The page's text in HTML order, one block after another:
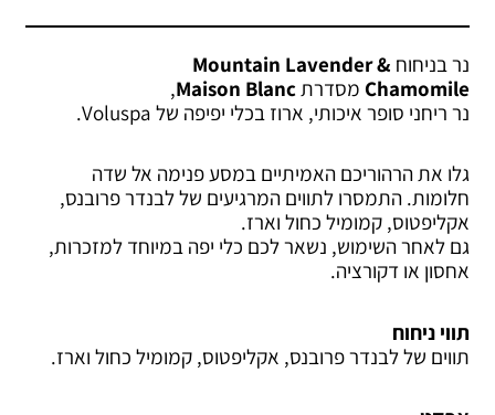
נר בניחוח Mountain Lavender &
Chamomile מסדרתMaison Blanc
,
נר ריחני סופר איכותי, ארוז בכלי יפיפה של Voluspa.
גלו את הרהוריכם האמיתיים במסע פנימה אל שדה
חלומות. התמסרו לתווים המרגיעים של לבנדר פרובנס,
אקליפטוס, קמומיל כחול וארז.
גם לאחר השימוש, נשאר לכם כלי יפה במיוחד למזכרות,
אחסון או דקורציה.
תווי ניחוח
תווים של לבנדר פרובנס, אקליפטוס, קמומיל כחול וארז.